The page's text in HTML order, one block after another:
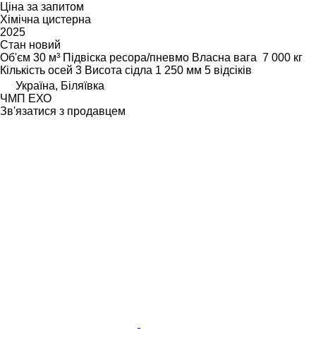
Ціна за запитом
Хімічна цистерна
2025
Стан новий
Об'єм 30 м³ Підвіска ресора/пневмо Власна вага 7 000 кг
Кількість осей 3 Висота сідла 1 250 мм 5 відсіків
Україна, Біляївка
ЧМП ЕХО
Зв'язатися з продавцем